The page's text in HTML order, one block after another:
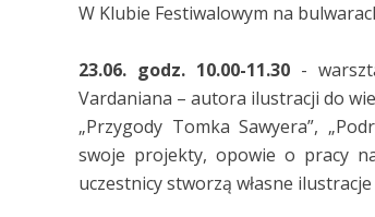
W Klubie Festiwalowym na
23.06. godz. 10.00-11.30 -
Vardaniana – autora ilustracji do
„Przygody Tomka Sawyera”,
swoje projekty, opowie o pracy
uczestnicy stworzą własne